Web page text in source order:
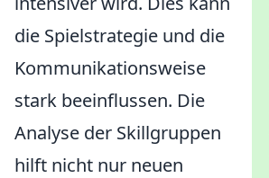
die Spielstrategie und die
Kommunikationsweise
stark beeinflussen. Die
Analyse der Skillgruppen
hilft nicht nur neuen